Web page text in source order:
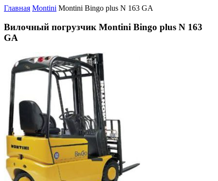
Главная Montini Montini Bingo plus N 163 GA
Вилочный погрузчик Montini Bingo plus N 163
GA